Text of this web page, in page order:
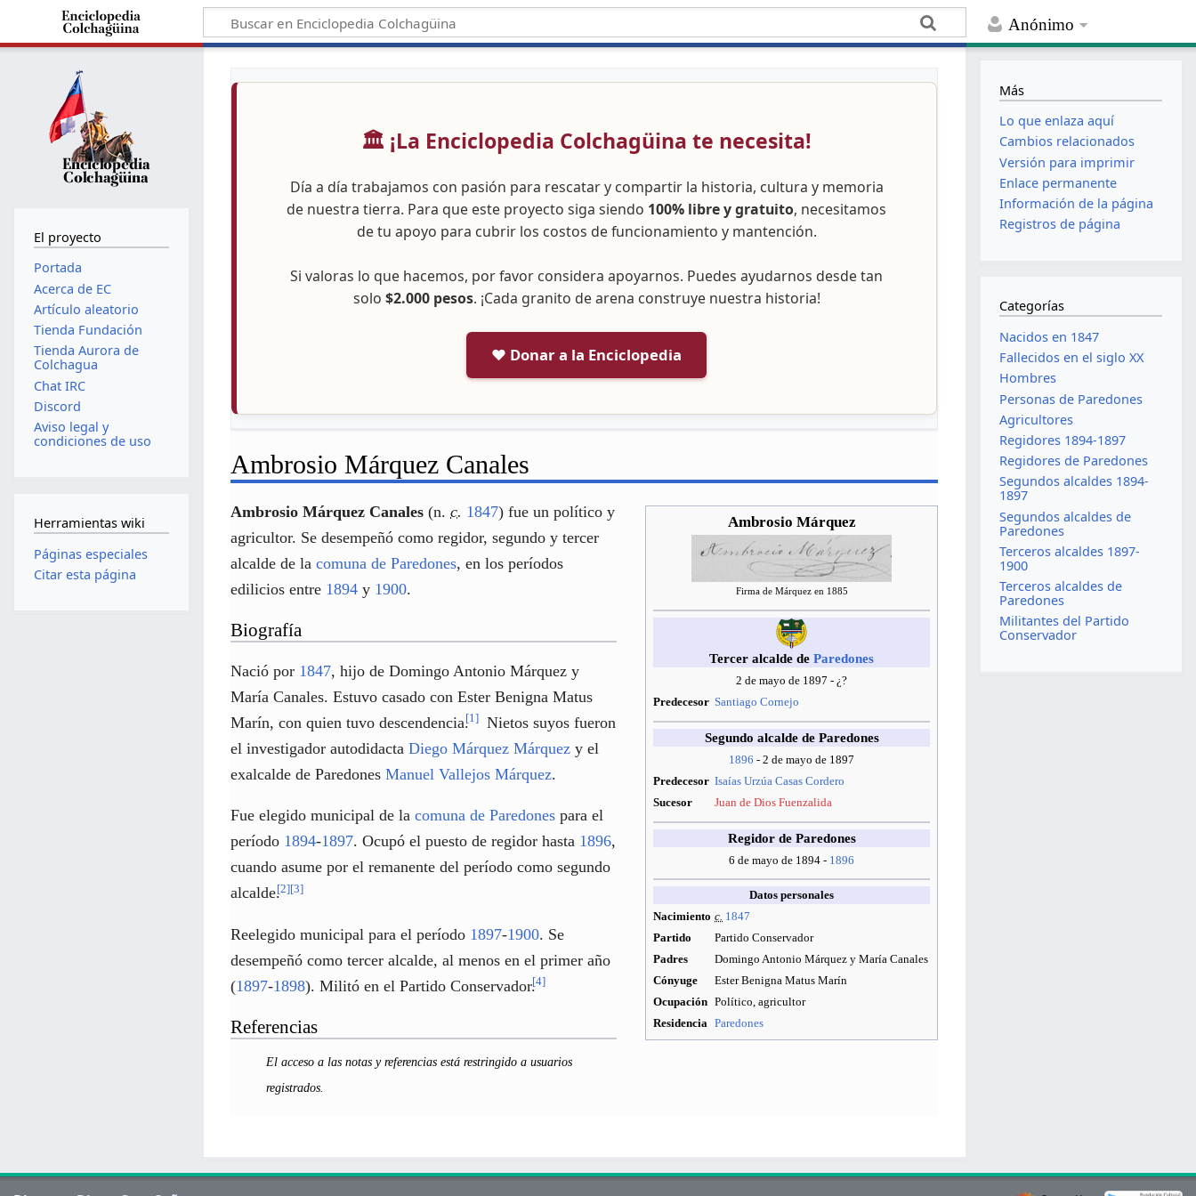
Anónimo
🏛️ ¡La Enciclopedia Colchagüina te necesita!
Día a día trabajamos con pasión para rescatar y compartir la historia, cultura y memoria
de nuestra tierra. Para que este proyecto siga siendo 100% libre y gratuito, necesitamos
de tu apoyo para cubrir los costos de funcionamiento y mantención.
Si valoras lo que hacemos, por favor considera apoyarnos. Puedes ayudarnos desde tan
solo $2.000 pesos. ¡Cada granito de arena construye nuestra historia!
❤️ Donar a la Enciclopedia
Ambrosio Márquez Canales
Ambrosio Márquez
Firma de Márquez en 1885
Tercer alcalde deParedones
2 de mayo de 1897 - ¿?
Predecesor Santiago Cornejo
Segundo alcalde de Paredones
1896 - 2 de mayo de 1897
Predecesor Isaías Urzúa Casas Cordero
Sucesor
Juan de Dios Fuenzalida
Regidor de Paredones
6 de mayo de 1894 - 1896
Datos personales
Nacimiento c. 1847
Partido
Partido Conservador
Padres
Domingo Antonio Márquez y María Canales
Cónyuge
Ester Benigna Matus Marín
Ocupación Político, agricultor
Residencia
Paredones
Ambrosio Márquez Canales (n.c. 1847) fue un político y
agricultor. Se desempeñó como regidor, segundo y tercer
alcalde de lacomuna de Paredones, en los períodos
edilicios entre 1894 y 1900.
Biografía
Nació por 1847, hijo de Domingo Antonio Márquez y
María Canales. Estuvo casado con Ester Benigna Matus
Marín, con quien tuvo descendencia.[1] Nietos suyos fueron
el investigador autodidactaDiego Márquez Márquez y el
exalcalde de ParedonesManuel Vallejos Márquez.
Fue elegido municipal de lacomuna de Paredones para el
período 1894-1897. Ocupó el puesto de regidor hasta 1896,
cuando asume por el remanente del período como segundo
alcalde.[2][3]
Reelegido municipal para el período 1897-1900. Se
desempeñó como tercer alcalde, al menos en el primer año
(1897-1898). Militó en el Partido Conservador.[4]
Referencias
El acceso a las notas y referencias está restringido a usuarios
registrados.
El proyecto
Portada
Acerca de EC
Artículo aleatorio
Tienda Fundación
Tienda Aurora de
Colchagua
Chat IRC
Discord
Aviso legal y
condiciones de uso
Herramientas wiki
Páginas especiales
Citar esta página
Más
Lo que enlaza aquí
Cambios relacionados
Versión para imprimir
Enlace permanente
Información de la página
Registros de página
Categorías
Nacidos en 1847
Fallecidos en el siglo XX
Hombres
Personas de Paredones
Agricultores
Regidores 1894-1897
Regidores de Paredones
Segundos alcaldes 1894-
1897
Segundos alcaldes de
Paredones
Terceros alcaldes 1897-
1900
Terceros alcaldes de
Paredones
Militantes del Partido
Conservador